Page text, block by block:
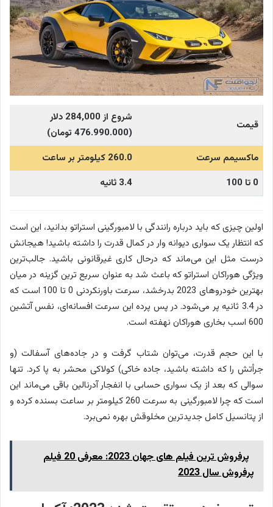
قیمت
شروع از 284,000 دلار
(476.990.000 تومان)
ماکسیمم سرعت
260.0 کیلومتر بر ساعت
0 تا 100
3.4 ثانیه
اولین چیزی که باید درباره رانندگی با لامبورگینی استراتو بدانید، این است
که انتظار یک سواری دیوانه وار در کمال قدرت را داشته باشید! هیجانش
درست مثل این می‌ماند که درحال کاری غیرقانونی باشید. جالب‌ترین
ویژگی هوراکان استراتو که باعث شد به عنوان سریع ترین گزینه در میان
بهترین خودروهای 2023 بدرخشد، سرعت باورنکردنی 0 تا 100 است که
در 3.4 ثانیه پر می‌شود. در پس پرده این سرعت افسانه‌ای، نفس آتشین
600 اسب بخاری هوراکان نهفته است.
با این حجم قدرت، می‌توان شتاب گرفت و در جاده‌های آسفالت (و
جرأتش را که داشته باشید، جاده خاکی) کولاکی محشر به پا کرد. تنها
سوالی که بعد از یک سواری حسابی با انفجار آدرنالین باقی می‌ماند این
است که چرا لامبورگینی به سرعت 260 کیلومتر بر ساعت بسنده کرده و
از پتانسیل کامل جدیدترین مخلوقش بهره نمی‌برد.
پرفروش ترین فیلم های جهان 2023: معرفی 20 فیلم
پرفروش سال 2023